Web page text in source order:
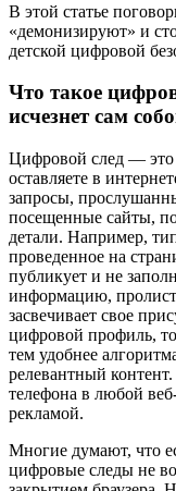
В этой статье
«демонизируют» и
детской цифровой
Что такое
исчезнет сам
Цифровой след —
оставляете в
запросы,
посещенные сайты,
детали. Например,
проведенное на
публикует и не
информацию,
засвечивает свое
цифровой профиль, то
тем удобнее
релевантный
телефона в любой
рекламой.
Многие думают, что
цифровые следы не